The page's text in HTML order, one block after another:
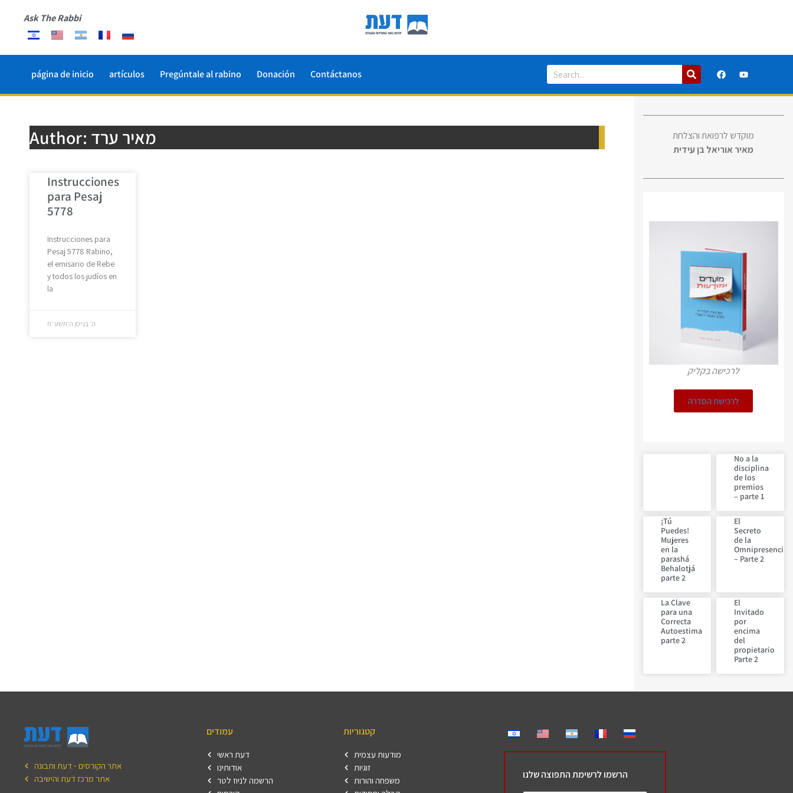
Ask The Rabbi
página de inicio artículos Pregúntale al rabino Donación Contáctanos
Author: מאיר ערד
Instrucciones
para Pesaj
5778
Instrucciones para
Pesaj 5778 Rabino,
el emisario de Rebe
y todos los judíos en
la
ה׳ בניסן ה׳תשע״ח
מוקדש לרפואת והצלחת
מאיר אוריאל בן עידית
לרכישה בקליק
לרכישת הסדרה
No a la
disciplina
de los
premios
– parte 1
¡Tú
Puedes!
Mujeres
en la
parashá
Behalotjá
parte 2
El
Secreto
de la
Omnipresencia
– Parte 2
La Clave
para una
Correcta
Autoestima
parte 2
El
Invitado
por
encima
del
propietario
Parte 2
אתר הקורסים - דעת ותבונה
אתר מרכז דעת והישיבה
עמודים
דעת ראשי
אודותינו
הרשמה לניוז לטר
קטגוריות
מודעות עצמית
זוגיות
משפחה והורות
הרשמו לרשימת התפוצה שלנו